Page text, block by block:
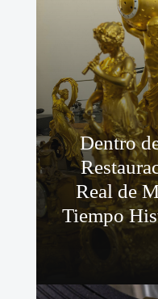
Dentro
Real de
Tiempo